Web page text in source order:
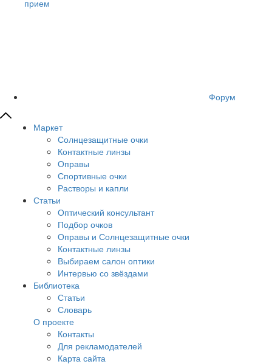
прием
Форум
Маркет
Солнцезащитные очки
Контактные линзы
Оправы
Спортивные очки
Растворы и капли
Статьи
Оптический консультант
Подбор очков
Оправы и Солнцезащитные очки
Контактные линзы
Выбираем салон оптики
Интервью со звёздами
Библиотека
Статьи
Словарь
О проекте
Контакты
Для рекламодателей
Карта сайта